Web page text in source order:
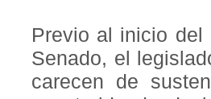
Previo al inicio del
Senado, el
carecen de